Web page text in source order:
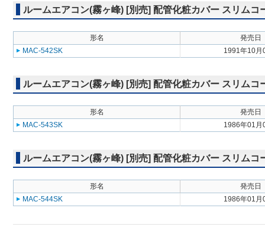
ルームエアコン(霧ヶ峰) [別売] 配管化粧カバー スリムコ
形名
発売日
MAC-542SK
1991年10月
ルームエアコン(霧ヶ峰) [別売] 配管化粧カバー スリムコ
形名
発売日
MAC-543SK
1986年01月
ルームエアコン(霧ヶ峰) [別売] 配管化粧カバー スリムコ
形名
発売日
MAC-544SK
1986年01月